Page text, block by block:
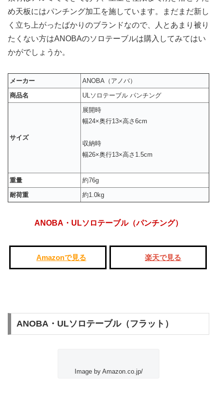
め天板にはパンチング加工を施しています。まだまだ新し
く立ち上がったばかりのブランドなので、人とあまり被り
たくない方はANOBAのソロテーブルは購入してみてはい
かがでしょうか。
メーカー
ANOBA（アノバ）
商品名
ULソロテーブル パンチング
サイズ
展開時
幅24×奥行13×高さ6cm
収納時
幅26×奥行13×高さ1.5cm
重量
約76g
耐荷重
約1.0kg
ANOBA・ULソロテーブル（パンチング）
Amazonで見る 楽天で見る
ANOBA・ULソロテーブル（フラット）
Image by Amazon.co.jp/